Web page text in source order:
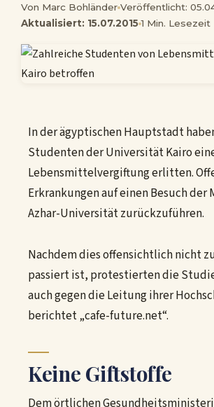
Von Marc Bohländer Veröffentlicht:
Aktualisiert: 15.07.2015 1 Min. Lesezeit
In der ägyptischen Hauptstadt
Studenten der Universität Kairo
Lebensmittelvergiftung erlitten.
Erkrankungen auf einen Besuch der
Azhar-Universität zurückzuführen.
Nachdem dies offensichtlich nicht
passiert ist, protestierten die
auch gegen die Leitung ihrer
berichtet „cafe-future.net“.
Keine Giftstoffe
Dem örtlichen